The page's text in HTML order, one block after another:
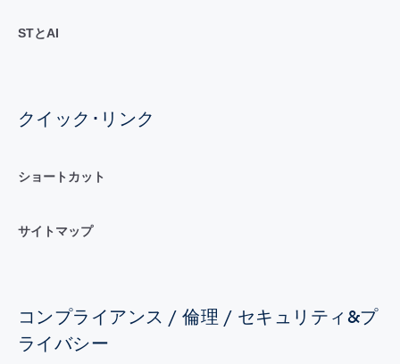
STとAI
クイック･リンク
ショートカット
サイトマップ
コンプライアンス / 倫理 / セキュリティ&プ
ライバシー